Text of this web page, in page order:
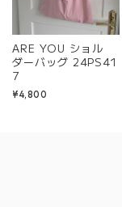
ARE YOU ショル
ダーバッグ 24PS41
7
¥4,800